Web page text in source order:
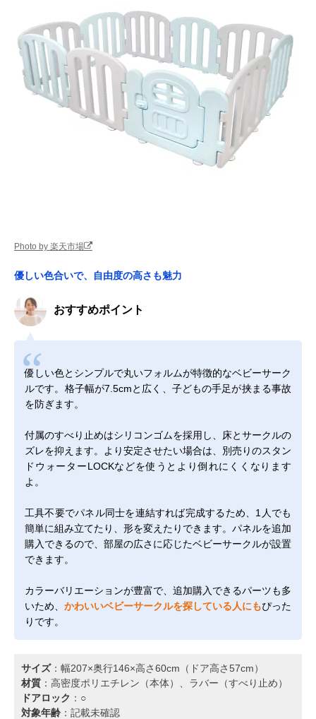
Photo by 楽天市場
優しい色合いで、自由度の高さも魅力
おすすめポイント
優しい色とシンプルで丸いフォルムが特徴的なベビーサーク
ルです。格子幅が7.5cmと広く、子どもの手足が挟まる事故
を防ぎます。
付属のすべり止めはシリコンゴムを採用し、床とサークルの
ズレを抑えます。より安定させたい場合は、別売りのスタン
ドウォーターLOCKなどを使うとより倒れにくくなります
よ。
工具不要でパネル同士を連結すれば完成するため、1人でも
簡単に組み立てたり、形を変えたりできます。パネルを追加
購入できるので、部屋の広さに応じたベビーサークルが設置
できます。
カラーバリエーションが豊富で、追加購入できるパーツも多
いため、 かわいいベビーサークルを探している人にもぴった
りです。
サイズ：幅207×奥行146×高さ60cm（ドア高さ57cm）
材質 ：高密度ポリエチレン（本体）、ラバー（すべり止め）
ドアロック ：○
対象年齢 ：記載未確認